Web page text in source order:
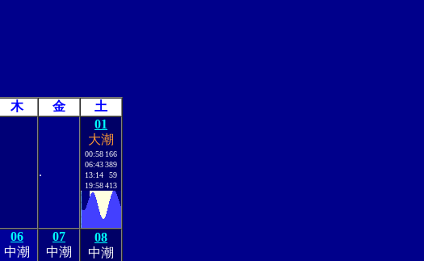
木 金 土
.
01
大潮
00:58 166
06:43389
13:14
59
19:58413
06
中潮
07
中潮
08
中潮